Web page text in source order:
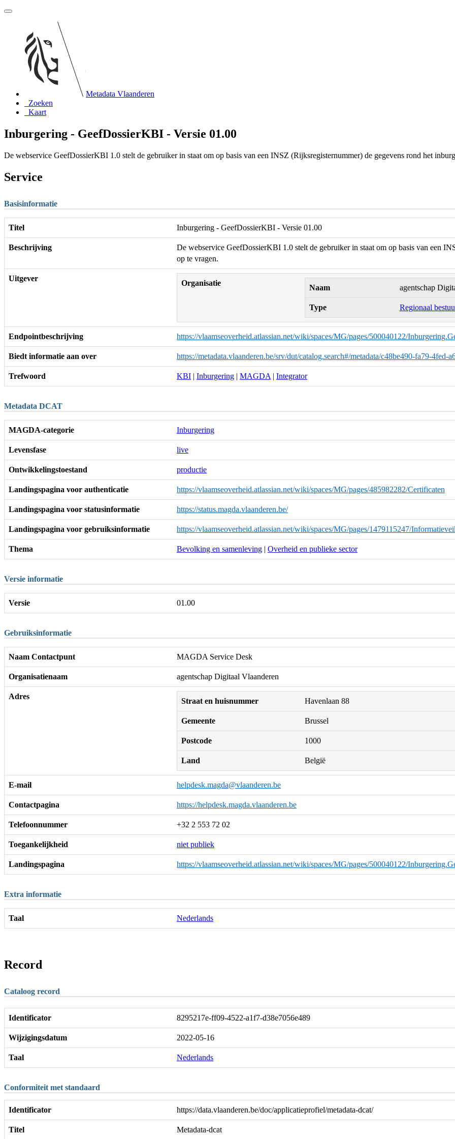
Metadata Vlaanderen
Zoeken
Kaart
Inburgering - GeefDossierKBI - Versie 01.00
De webservice GeefDossierKBI 1.0 stelt de gebruiker in staat om op basis van een INSZ (Rijksregisternummer) de gegevens rond het
Service
Basisinformatie
Titel Inburgering - GeefDossierKBI - Versie 01.00
Beschrijving
De webservice GeefDossierKBI 1.0 stelt de gebruiker in staat om op basis van een
op te vragen.
Uitgever
Organisatie
Naam agentschap
Type Regionaal
Endpointbeschrijving https://vlaamseoverheid.atlassian.net/wiki/spaces/MG/pages/500040122/
Biedt informatie aan over https://metadata.vlaanderen.be/srv/dut/catalog.search#/metadata/c48be490-fa79-4fed-
Trefwoord KBI | Inburgering | MAGDA | Integrator
Metadata DCAT
MAGDA-categorie Inburgering
Levensfase live
Ontwikkelingstoestand productie
Landingspagina voor authenticatie https://vlaamseoverheid.atlassian.net/wiki/spaces/MG/pages/485982282/Certificaten
Landingspagina voor statusinformatie https://status.magda.vlaanderen.be/
Landingspagina voor gebruiksinformatie https://vlaamseoverheid.atlassian.net/wiki/spaces/MG/pages/1479115247/
Thema Bevolking en samenleving | Overheid en publieke sector
Versie informatie
Versie 01.00
Gebruiksinformatie
Naam Contactpunt MAGDA Service Desk
Organisatienaam agentschap Digitaal Vlaanderen
Adres
Straat en huisnummer Havenlaan 88
Gemeente Brussel
Postcode 1000
Land België
E-mail helpdesk.magda@vlaanderen.be
Contactpagina https://helpdesk.magda.vlaanderen.be
Telefoonnummer +32 2 553 72 02
Toegankelijkheid niet publiek
Landingspagina https://vlaamseoverheid.atlassian.net/wiki/spaces/MG/pages/500040122/
Extra informatie
Taal Nederlands
Record
Cataloog record
Identificator 8295217e-ff09-4522-a1f7-d38e7056e489
Wijzigingsdatum 2022-05-16
Taal Nederlands
Conformiteit met standaard
Identificator https://data.vlaanderen.be/doc/applicatieprofiel/metadata-dcat/
Titel Metadata-dcat